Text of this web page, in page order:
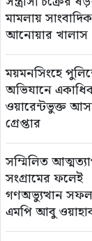
মামলায় সাংবাদিক
আনোয়ার খালাস
ময়মনসিংহে
অভিযানে
ওয়ারেন্টভুক্ত
গ্রেপ্তার
সম্মিলিত
সংগ্রামের ফলেই
গণঅভ্যুত্থান
এমপি আবু